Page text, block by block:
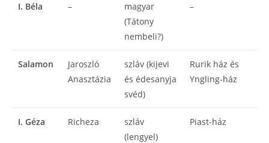
I. Béla –
magyar
(Tátony
nembeli?)
–
Salamon
Jaroszló
Anasztázia
szláv (kijevi
és édesanyja
svéd)
Rurik ház és
Yngling-ház
I. Géza Richeza
szláv
(lengyel)
Piast-ház